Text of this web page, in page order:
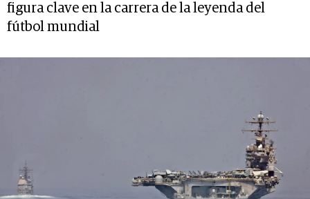
figura clave en la carrera de la leyenda del
fútbol mundial